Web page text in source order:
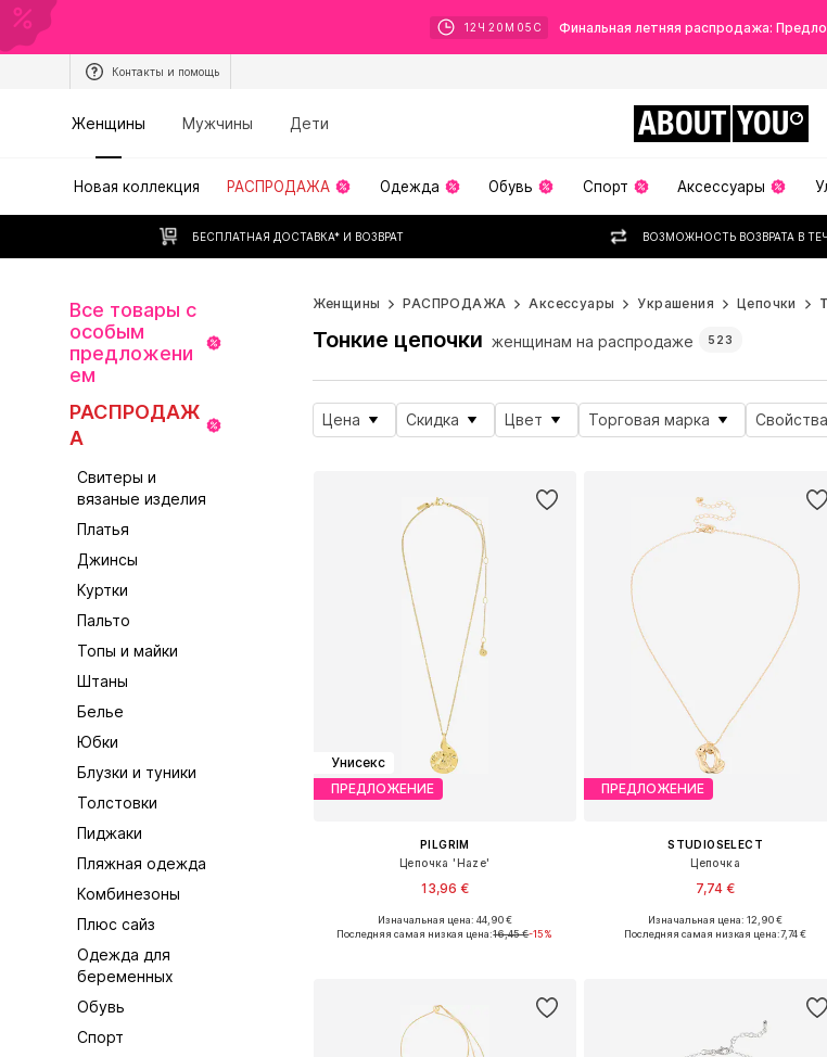
12 Ч 20 М 04 С Финальная летняя распродажа:
Контакты и помощь
Женщины Мужчины Дети ABOUT YOU
Новая коллекция РАСПРОДАЖА Одежда Обувь Спорт Аксессуары
БЕСПЛАТНАЯ ДОСТАВКА* И ВОЗВРАТ ВОЗМОЖНОСТЬ ВОЗВРАТА В
Все товары с
особым
предложени
ем
РАСПРОДАЖ
А
Свитеры и
вязаные изделия
Платья
Джинсы
Куртки
Пальто
Топы и майки
Штаны
Белье
Юбки
Блузки и туники
Толстовки
Пиджаки
Пляжная одежда
Комбинезоны
Плюс сайз
Одежда для
беременных
Обувь
Спорт
Женщины РАСПРОДАЖА Аксессуары Украшения Цепочки
Тонкие цепочки женщинам на распродаже 523
Цена Скидка Цвет Торговая марка
Унисекс
ПРЕДЛОЖЕНИЕ
PILGRIM
Цепочка 'Haze'
13,96 €
Доступные размеры: One Size
Изначальная цена: 44,90 €
Последняя самая низкая цена:16,45 €-15%
ПРЕДЛОЖЕНИЕ
STUDIOSELECT
Цепочка
7,74 €
Доступные размеры: One Size
Изначальная цена: 12,90 €
Последняя самая низкая цена:7,74 €